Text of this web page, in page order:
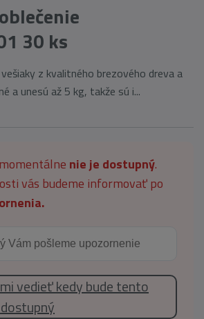
30 ks
z kvalitného brezového dreva a
a unesú až 5 kg, takže sú i...
nie je dostupný.
vás budeme informovať po
vedieť kedy bude tento